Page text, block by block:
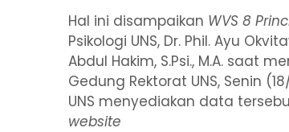
Hal ini disampaikan WVS 8
Psikologi UNS, Dr. Phil. Ayu
Abdul Hakim, S.Psi., M.A. saat
Gedung Rektorat UNS, Senin
UNS menyediakan data
website